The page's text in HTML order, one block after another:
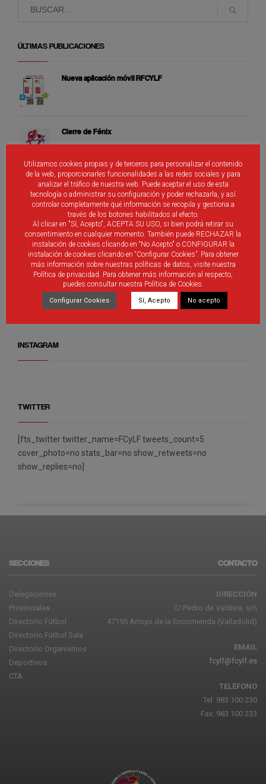
ÚLTIMAS PUBLICACIONES
Nueva aplicación móvil RFCYLF
Cierre de Fénix
Selecciones Alevines de Castilla y León
Árbitros de Castilla y León que participan de los
distintos programas de promoción
Debutantes en Valladolid
INSTAGRAM
TWITTER
[fts_twitter twitter_name=FCyLF tweets_count=5
cover_photo=no stats_bar=no show_retweets=no
show_replies=no]
SECCIONES
Delegaciones
Provinciales
Directorio Fútbol
Directorio Fútbol Sala
Directorio Organismos
Deportivos
CTA
CONTACTO
DIRECCIÓN
C/ Pedro de Valdivia, s/n
47195 Arroyo de la Encomienda (Valladolid)
EMAIL
fcylf@fcylf.es
TELÉFONO
Tel: 983 100 230
Fax: 983 100 233
Utilizamos cookies propias y de terceros para personalizar el contenido
de la web, proporcionarles funcionalidades a las redes sociales y para
analizar el tráfico de nuestra web. Puede aceptar el uso de esta
tecnología o administrar su configuración y poder rechazarla, y así
controlar completamente qué información se recopila y gestiona a
través de los botones habilitados al efecto.
Al clicar en "Sí, Acepto", ACEPTA SU USO, si bien podrá retirar su
consentimiento en cualquier momento. También puede RECHAZAR la
instalación de cookies clicando en “No Acepto" o CONFIGURAR la
instalación de cookies clicando en “Configurar Cookies”. Para obtener
más información sobre nuestras políticas de datos, visite nuestra
Política de privacidad. Para obtener más información al respecto,
puedes consultar nuestra Política de Cookies.
Configurar Cookies Sí, Acepto No acepto